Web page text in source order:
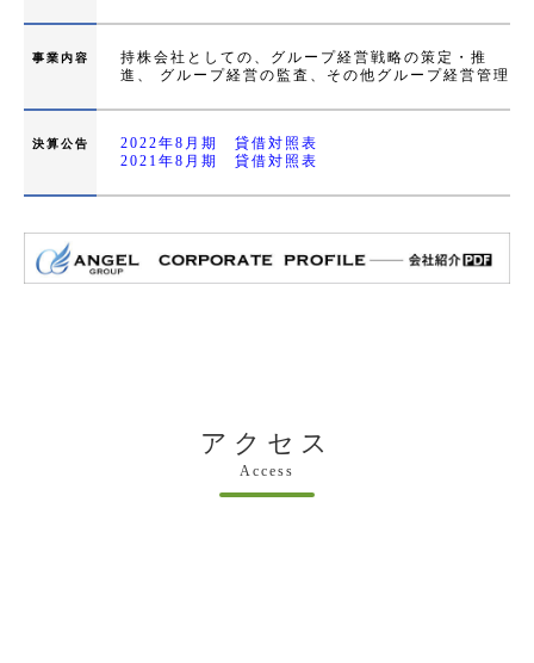
事業内容
持株会社としての、グループ経営戦略の策定・推
進、
グループ経営の監査、その他グループ経営管理
決算公告
2022年8月期 貸借対照表
2021年8月期 貸借対照表
アクセス
Access